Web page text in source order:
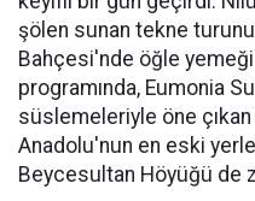
şölen sunan tekne
Bahçesi'nde öğle
programında, Eumonia
süslemeleriyle öne
Anadolu'nun en eski
Beycesultan Höyüğü de